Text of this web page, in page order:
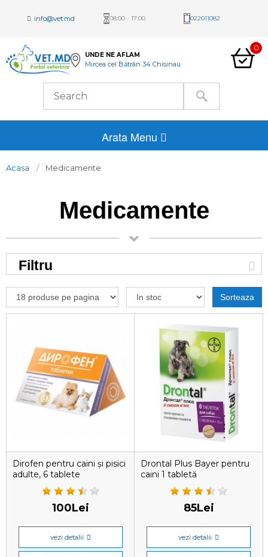
info@vet.md 08:00 - 17:00 022011082
UNDE NE AFLAM
Mircea cel Bătrân 34 Chisinau
0
Arata Menu
Acasa Medicamente
Medicamente
Filtru
Sorteaza
Dirofen pentru caini și pisici
adulte, 6 tablete
antiparazitare
100Lei
vezi detalii
Drontal Plus Bayer pentru
caini 1 tabletă
85Lei
vezi detalii